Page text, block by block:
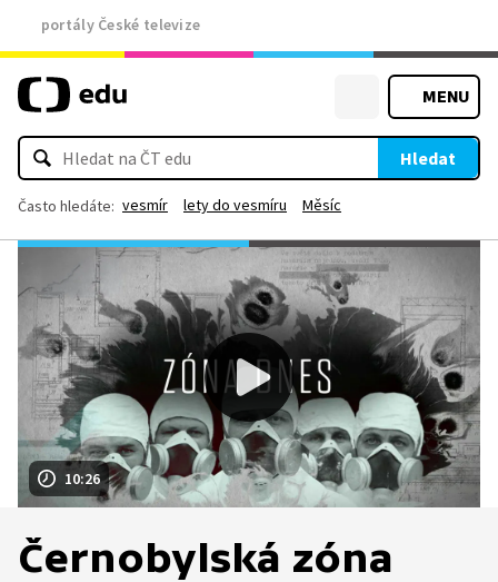
portály České televize
MENU
Hledat
Často hledáte: vesmír lety do vesmíru Měsíc
10:26
Černobylská zóna